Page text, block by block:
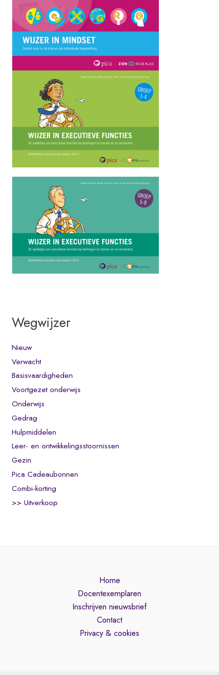
Wegwijzer
Nieuw
Verwacht
Basisvaardigheden
Voortgezet onderwijs
Onderwijs
Gedrag
Hulpmiddelen
Leer- en ontwikkelingsstoornissen
Gezin
Pica Cadeaubonnen
Combi-korting
>> Uitverkoop
Home
Docentexemplaren
Inschrijven nieuwsbrief
Contact
Privacy & cookies